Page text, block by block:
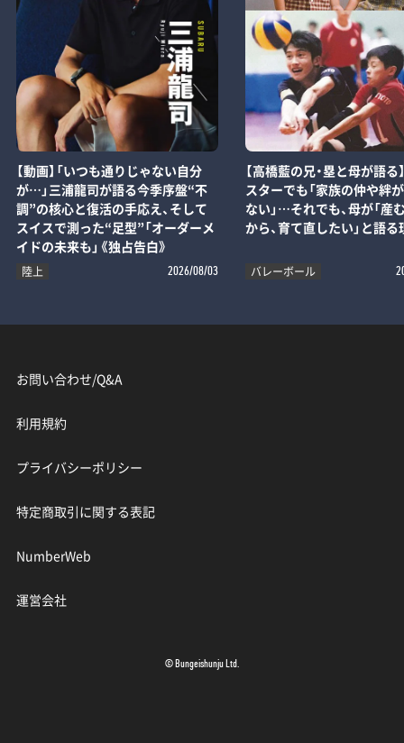
【動画】「いつも通りじゃない自分
が…」三浦龍司が語る今季序盤“不
調”の核心と復活の手応え、そして
スイスで測った“足型”「オーダーメ
イドの未来も」《独占告白》
陸上 2026/08/03
【高橋藍の兄・塁と母が語る
スターでも「家族の仲や絆
ない」…それでも、母が「産
から、育て直したい」と語る
バレーボール
お問い合わせ/Q&A
利用規約
プライバシーポリシー
特定商取引に関する表記
NumberWeb
運営会社
© Bungeishunju Ltd.